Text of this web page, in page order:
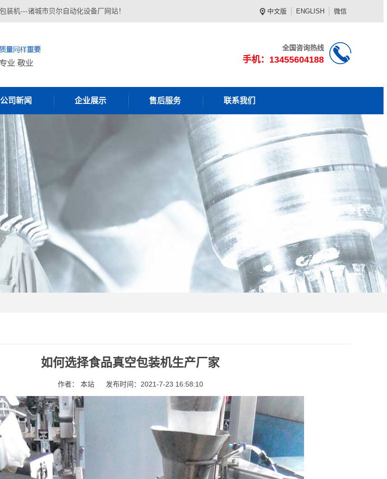
中文版 ENGLISH 微信
装机---诸城市贝尔自动化设备厂网站！
全国咨询热线
手机：13455604188
公司新闻 企业展示 售后服务 联系我们
如何选择食品真空包装机生产厂家
作者： 本站 发布时间：2021-7-23 16:58:10